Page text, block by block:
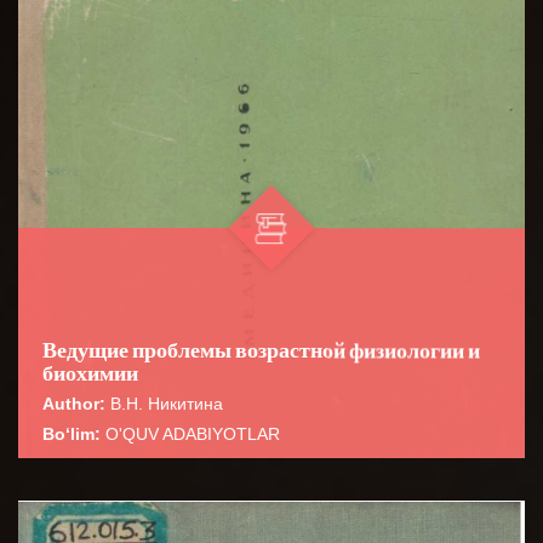
Ведущие проблемы возрастной физиологии и
биохимии
Author: В.Н. Никитина
Bo‘lim: O'QUV ADABIYOTLAR
☆
☆
☆
☆
☆
Для быстрого развития онтофизиологии необходимо